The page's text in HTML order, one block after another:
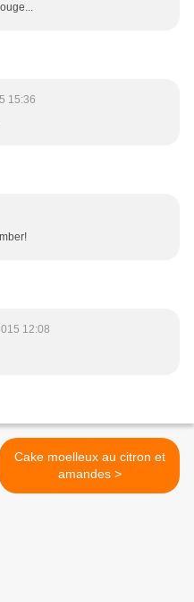
15:36
12:08
Cake moelleux au citron et
amandes >